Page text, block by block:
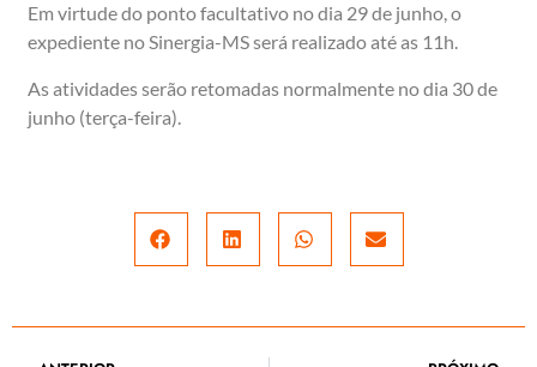
Em virtude do ponto facultativo no dia 29 de junho, o
expediente no Sinergia-MS será realizado até as 11h.
As atividades serão retomadas normalmente no dia 30 de
junho (terça-feira).